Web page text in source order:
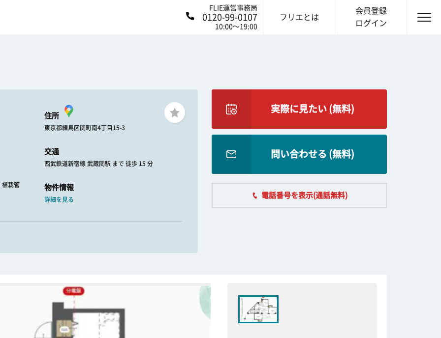
FLIE運営事務局
0120-99-0107
10:00〜19:00
フリエとは
会員登録
ログイン
植栽管
住所
東京都練馬区関町南4丁目15-3
交通
西武鉄道新宿線 武蔵関駅 まで 徒歩 15 分
物件情報
詳細を見る
実際に見たい (無料)
問い合わせる (無料)
電話番号を表示(通話無料)